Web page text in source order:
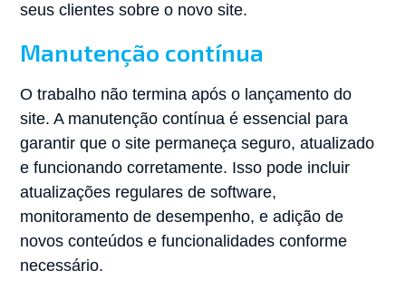
seus clientes sobre o novo site.
Manutenção contínua
O trabalho não termina após o lançamento do
site. A manutenção contínua é essencial para
garantir que o site permaneça seguro, atualizado
e funcionando corretamente. Isso pode incluir
atualizações regulares de software,
monitoramento de desempenho, e adição de
novos conteúdos e funcionalidades conforme
necessário.